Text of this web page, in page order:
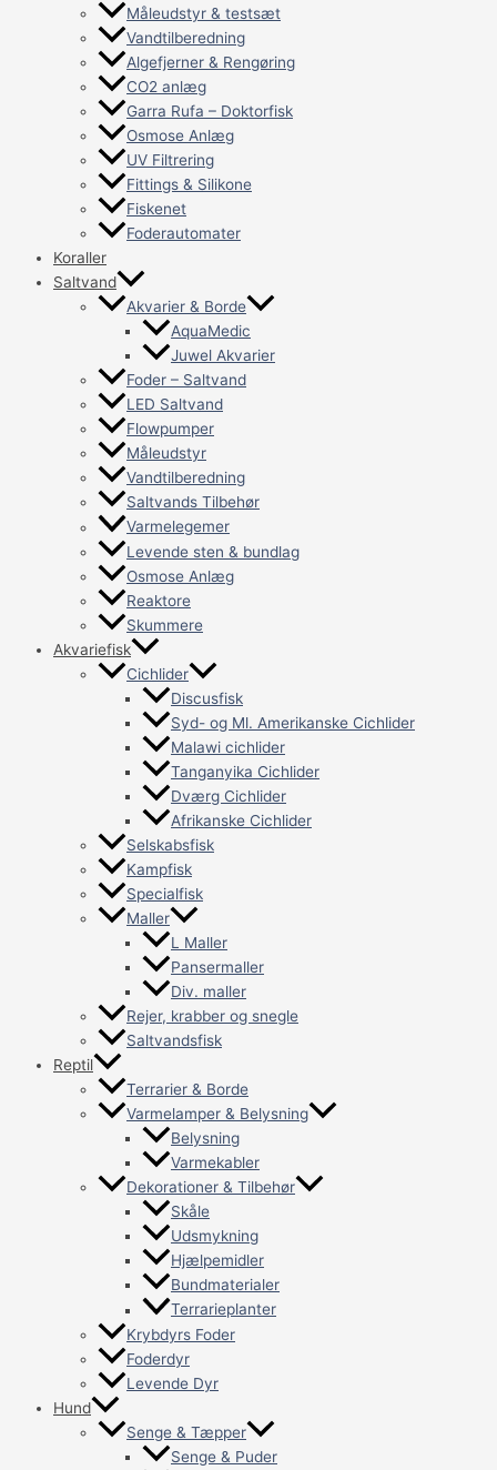
Måleudstyr & testsæt
Vandtilberedning
Algefjerner & Rengøring
CO2 anlæg
Garra Rufa – Doktorfisk
Osmose Anlæg
UV Filtrering
Fittings & Silikone
Fiskenet
Foderautomater
Koraller
Saltvand
Akvarier & Borde
AquaMedic
Juwel Akvarier
Foder – Saltvand
LED Saltvand
Flowpumper
Måleudstyr
Vandtilberedning
Saltvands Tilbehør
Varmelegemer
Levende sten & bundlag
Osmose Anlæg
Reaktore
Skummere
Akvariefisk
Cichlider
Discusfisk
Syd- og Ml. Amerikanske Cichlider
Malawi cichlider
Tanganyika Cichlider
Dværg Cichlider
Afrikanske Cichlider
Selskabsfisk
Kampfisk
Specialfisk
Maller
L Maller
Pansermaller
Div. maller
Rejer, krabber og snegle
Saltvandsfisk
Reptil
Terrarier & Borde
Varmelamper & Belysning
Belysning
Varmekabler
Dekorationer & Tilbehør
Skåle
Udsmykning
Hjælpemidler
Bundmaterialer
Terrarieplanter
Krybdyrs Foder
Foderdyr
Levende Dyr
Hund
Senge & Tæpper
Senge & Puder